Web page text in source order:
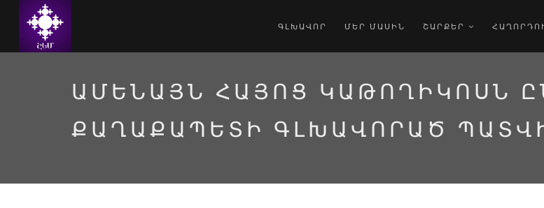
ԳԼԽԱՎՈՐ ՄԵՐ ՄԱՍԻՆ ՇԱՐՔԵՐ
ԱՄԵՆԱՅՆ ՀԱՅՈՑ ԿԱԹՈՂԻԿՈՍՆ
ՔԱՂԱՔԱՊԵՏԻ ԳԼԽԱՎՈՐԱԾ